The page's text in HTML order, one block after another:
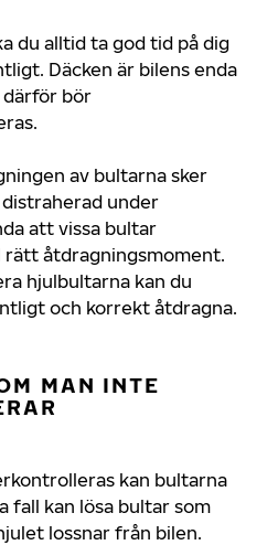
du alltid ta god tid på dig
Däcken är bilens enda
därför bör
av bultarna sker
under
att vissa bultar
åtdragningsmoment.
hjulbultarna kan du
och korrekt åtdragna.
MAN INTE
kan bultarna
fall kan lösa bultar som
lossnar från bilen.